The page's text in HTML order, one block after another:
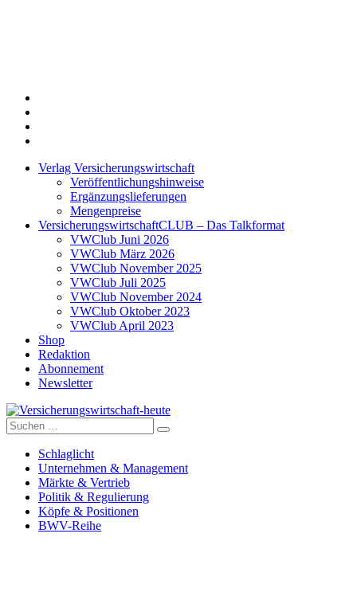
Verlag Versicherungswirtschaft
Veröffentlichungshinweise
Ergänzungslieferungen
Mengenpreise
VersicherungswirtschaftCLUB – Das Talkformat
VWClub Juni 2026
VWClub März 2026
VWClub November 2025
VWClub Juli 2025
VWClub November 2024
VWClub Oktober 2023
VWClub April 2023
Shop
Redaktion
Abonnement
Newsletter
Versicherungswirtschaft-heute
Suche
nach:
Schlaglicht
Unternehmen & Management
Märkte & Vertrieb
Politik & Regulierung
Köpfe & Positionen
BWV-Reihe